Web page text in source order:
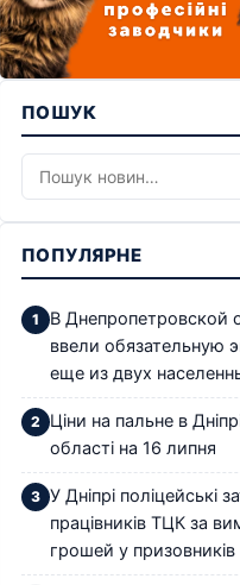
ПОШУК
ПОПУЛЯРНЕ
В Днепропетровской
ввели обязательную
еще из двух
Ціни на пальне в
області на 16 липня
У Дніпрі поліцейські
працівників ТЦК за
грошей у призовників